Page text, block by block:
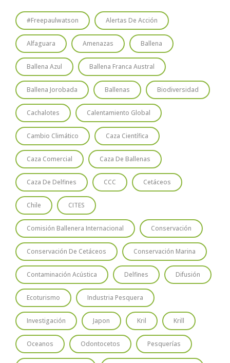
#freepaulwatson Alertas De Acción
Alfaguara Amenazas Ballena
Ballena Azul Ballena Franca Austral
Ballena Jorobada Ballenas Biodiversidad
Cachalotes Calentamiento Global
Cambio Climático Caza Científica
Caza Comercial Caza De Ballenas
Caza De Delfines CCC Cetáceos
Chile CITES
Comisión Ballenera Internacional Conservación
Conservación De Cetáceos Conservación Marina
Contaminación Acústica Delfines Difusión
Ecoturismo Industria Pesquera
Investigación Japon Kril Krill
Oceanos Odontocetos Pesquerías